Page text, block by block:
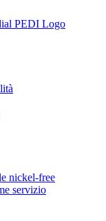
nickel-free
servizio